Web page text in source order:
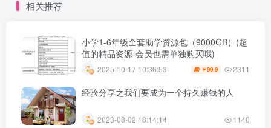
相关推荐
小学1-6年级全套助学资源包（9000GB）(超
值的精品资源-会员也需单独购买哦)
2025-10-17 10:36:53 ￥99.9 2311
经验分享之我们要成为一个持久赚钱的人
2023-08-02 18:14:14 1140